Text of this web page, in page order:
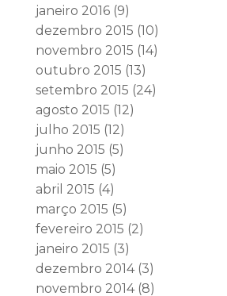
janeiro 2016(9)
dezembro 2015 (10)
novembro 2015 (14)
outubro 2015 (13)
setembro 2015 (24)
agosto 2015 (12)
julho 2015 (12)
junho 2015 (5)
maio 2015 (5)
abril 2015 (4)
março 2015 (5)
fevereiro 2015 (2)
janeiro 2015 (3)
dezembro 2014(3)
novembro 2014(8)